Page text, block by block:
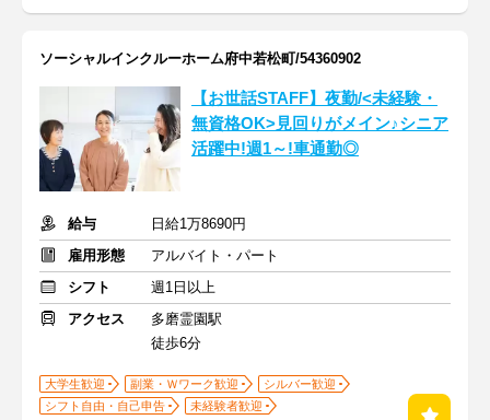
ソーシャルインクルーホーム府中若松町/54360902
【お世話STAFF】夜勤/<未経験・
無資格OK>見回りがメイン♪シニア
活躍中!週1～!車通勤◎
給与
日給1万8690円
雇用形態
アルバイト・パート
シフト
週1日以上
アクセス
多磨霊園駅
徒歩6分
大学生歓迎 副業・Ｗワーク歓迎
シルバー歓迎
シフト自由・自己申告
未経験者歓迎